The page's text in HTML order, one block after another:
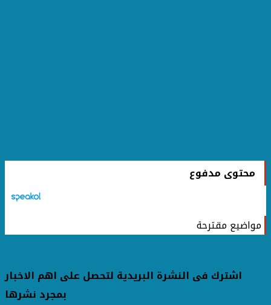
محتوى مدفوع
مواضيع مقترحة
اشترك فى النشرة البريدية لتحصل على اهم الاخبار
بمجرد نشرها